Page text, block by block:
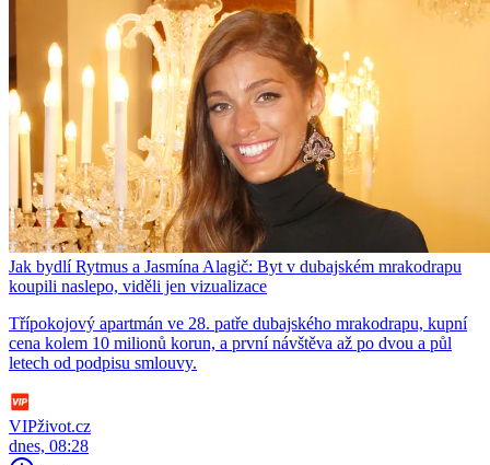
Jak bydlí Rytmus a Jasmína Alagič: Byt v dubajském mrakodrapu
koupili naslepo, viděli jen vizualizace
Třípokojový apartmán ve 28. patře dubajského mrakodrapu, kupní
cena kolem 10 milionů korun, a první návštěva až po dvou a půl
letech od podpisu smlouvy.
VIPživot.cz
dnes, 08:28